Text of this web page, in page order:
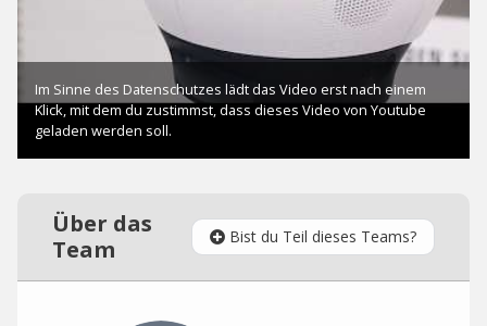
Über das
Team
Bist du Teil dieses Teams?